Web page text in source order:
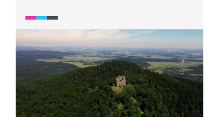
i pro mladého Karla IV., který v něm byl vězněn
za nepokojů proti králi Janu Lucemburskému.
Vězením se hrad stal i v 19. a 20. století.